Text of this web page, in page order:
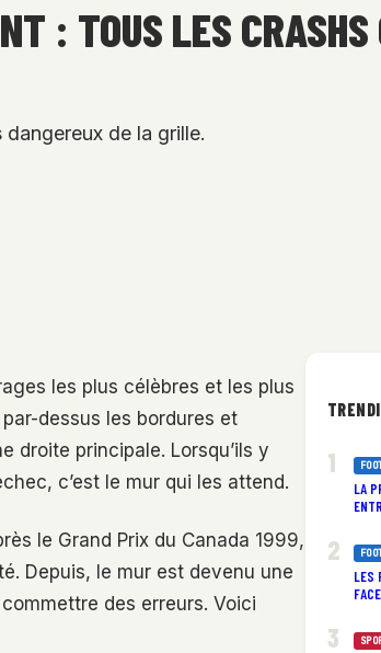
: TOUS LES
de la grille.
les plus célèbres et les plus
dessus les bordures et
droite principale. Lorsqu’ils y
c’est le mur qui les attend.
le Grand Prix du Canada 1999,
Depuis, le mur est devenu une
des erreurs. Voici
LA
LES